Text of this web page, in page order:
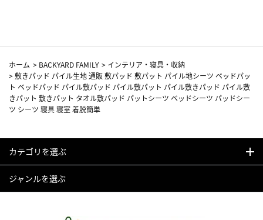
ホーム > BACKYARD FAMILY > インテリア・寝具・収納
>敷きパッド パイル生地 通販 敷パッド 敷パット パイル地シーツ ベッドパッ
ト ベッドパッド パイル敷パッド パイル敷パット パイル敷きパッド パイル敷
きパット 敷きパット タオル敷パッド パットシーツ ベッドシーツ パッドシー
ツ シーツ 寝具 寝室 着脱簡単
カテゴリを選ぶ
ジャンルを選ぶ